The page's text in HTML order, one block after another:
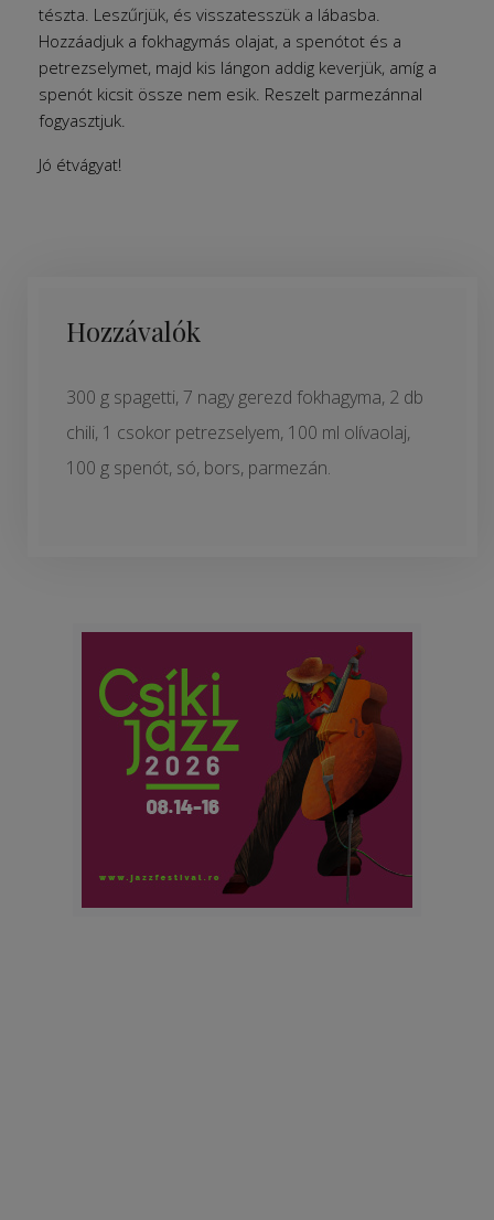
tészta. Leszűrjük, és visszatesszük a lábasba.
Hozzáadjuk a fokhagymás olajat, a spenótot és a
petrezselymet, majd kis lángon addig keverjük, amíg a
spenót kicsit össze nem esik. Reszelt parmezánnal
fogyasztjuk.
Jó étvágyat!
Hozzávalók
300 g spagetti, 7 nagy gerezd fokhagyma, 2 db
chili, 1 csokor petrezselyem, 100 ml olívaolaj,
100 g spenót, só, bors, parmezán.